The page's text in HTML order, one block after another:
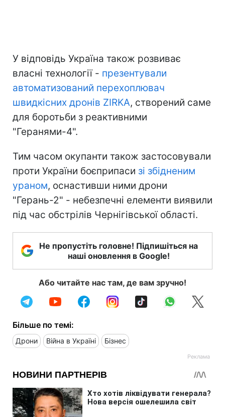
У відповідь Україна також розвиває
власні технології - презентували
автоматизований перехоплювач
швидкісних дронів ZIRKA, створений саме
для боротьби з реактивними
"Геранями-4".
Тим часом окупанти також застосовували
проти України боєприпаси зі збідненим
ураном, оснастивши ними дрони
"Герань-2" - небезпечні елементи виявили
під час обстрілів Чернігівської області.
Не пропустіть головне! Підпишіться на
наші оновлення в Google!
Або читайте нас там, де вам зручно!
Більше по темі:
Дрони Війна в Україні Бізнес